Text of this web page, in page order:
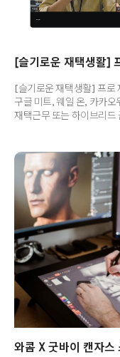
[슬기로운 재택생활] 프로
구글 미트, 웨일 온, 카카
재택근무 또는 하이브리드
회의 또는 강의를 진행하
시대에도 많은 기업들에
것이라고 하니, 화상회의
대표적으로 사용하는
사용되고 있어요. 오늘
수 있..
와콤 X 굿바이 캔자